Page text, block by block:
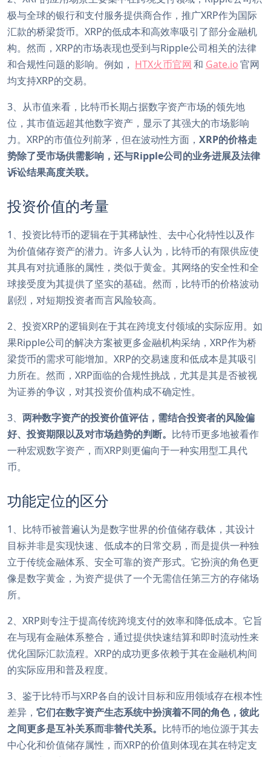
极与全球的银行和支付服务提供商合作，推广XRP作为国际
汇款的桥梁货币。XRP的低成本和高效率吸引了部分金融机
构。然而，XRP的市场表现也受到与Ripple公司相关的法律
和合规性问题的影响。例如， HTX火币官网和 Gate.io官网
均支持XRP的交易。
3、从市值来看，比特币长期占据数字资产市场的领先地
位，其市值远超其他数字资产，显示了其强大的市场影响
力。XRP的市值位列前茅，但在波动性方面， XRP的价格走
势除了受市场供需影响，还与Ripple公司的业务进展及法律
诉讼结果高度关联。
投资价值的考量
1、投资比特币的逻辑在于其稀缺性、去中心化特性以及作
为价值储存资产的潜力。许多人认为，比特币的有限供应使
其具有对抗通胀的属性，类似于黄金。其网络的安全性和全
球接受度为其提供了坚实的基础。然而，比特币的价格波动
剧烈，对短期投资者而言风险较高。
2、投资XRP的逻辑则在于其在跨境支付领域的实际应用。如
果Ripple公司的解决方案被更多金融机构采纳，XRP作为桥
梁货币的需求可能增加。XRP的交易速度和低成本是其吸引
力所在。然而，XRP面临的合规性挑战，尤其是其是否被视
为证券的争议，对其投资价值构成不确定性。
3、 两种数字资产的投资价值评估，需结合投资者的风险偏
好、投资期限以及对市场趋势的判断。 比特币更多地被看作
一种宏观数字资产，而XRP则更偏向于一种实用型工具代
币。
功能定位的区分
1、比特币被普遍认为是数字世界的价值储存载体，其设计
目标并非是实现快速、低成本的日常交易，而是提供一种独
立于传统金融体系、安全可靠的资产形式。它扮演的角色更
像是数字黄金，为资产提供了一个无需信任第三方的存储场
所。
2、XRP则专注于提高传统跨境支付的效率和降低成本。它旨
在与现有金融体系整合，通过提供快速结算和即时流动性来
优化国际汇款流程。XRP的成功更多依赖于其在金融机构间
的实际应用和普及程度。
3、鉴于比特币与XRP各自的设计目标和应用领域存在根本性
差异， 它们在数字资产生态系统中扮演着不同的角色，彼此
之间更多是互补关系而非替代关系。 比特币的地位源于其去
中心化和价值储存属性，而XRP的价值则体现在其在特定支